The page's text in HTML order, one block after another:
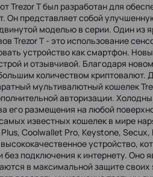
Trezor T был разработан для
Он представляет собой
моделью в серии. Один из
Trezor T - это использование
устройство как смартфон.
и отзывчивой. Благодаря
количеством криптовалют.
мультивалютный кошелек
авторизации.
его размещения на любой
известных кошелек в мире
Coolwallet Pro, Keystone, Secux,
устройство,
подключения к интернету. Оно
в максимальной защите своих